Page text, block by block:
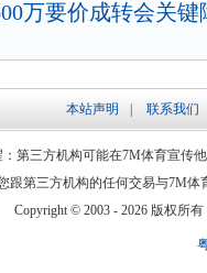
万要价成转会关键
本站声明 联系我们
：第三方机构可能在7M体育宣传
跟第三方机构的任何交易与7M
Copyright © 2003 - 2026 版权所有